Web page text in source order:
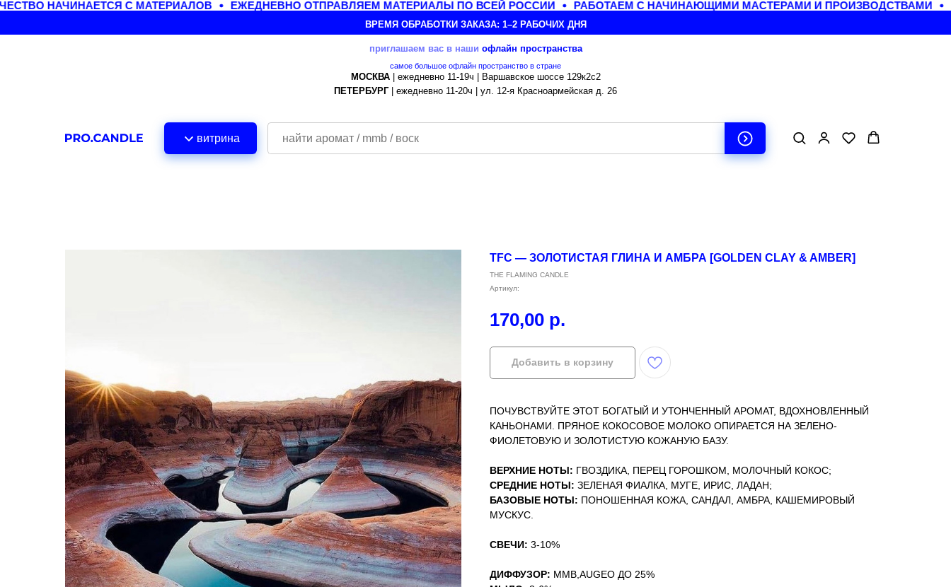
НАЧИНАЕТСЯ С МАТЕРИАЛОВ ЕЖЕДНЕВНО ОТПРАВЛЯЕМ МАТЕРИАЛЫ ПО ВСЕЙ РОССИИ РАБОТАЕМ С НАЧИНАЮЩИМИ МАСТЕРАМИ И ПРОИЗВОДСТВАМИ
ВРЕМЯ ОБРАБОТКИ ЗАКАЗА: 1–2 РАБОЧИХ ДНЯ
приглашаем вас в наши офлайн пространства
самое большое офлайн пространство в стране
МОСКВА| ежедневно 11-19ч | Варшавское шоссе 129к2с2
ПЕТЕРБУРГ| ежедневно 11-20ч | ул. 12-я Красноармейская д. 26
витрина
TFC — ЗОЛОТИСТАЯ ГЛИНА И АМБРА [GOLDEN CLAY & AMBER]
THE FLAMING CANDLE
Артикул:
170,00 р.
Добавить в корзину
ПОЧУВСТВУЙТЕ ЭТОТ БОГАТЫЙ И УТОНЧЕННЫЙ АРОМАТ, ВДОХНОВЛЕННЫЙ
КАНЬОНАМИ. ПРЯНОЕ КОКОСОВОЕ МОЛОКО ОПИРАЕТСЯ НА ЗЕЛЕНО-
ФИОЛЕТОВУЮ И ЗОЛОТИСТУЮ КОЖАНУЮ БАЗУ.
ВЕРХНИЕ НОТЫ: ГВОЗДИКА, ПЕРЕЦ ГОРОШКОМ, МОЛОЧНЫЙ КОКОС;
СРЕДНИЕ НОТЫ: ЗЕЛЕНАЯ ФИАЛКА, МУГЕ, ИРИС, ЛАДАН;
БАЗОВЫЕ НОТЫ: ПОНОШЕННАЯ КОЖА, САНДАЛ, АМБРА, КАШЕМИРОВЫЙ
МУСКУС.
СВЕЧИ: 3-10%
ДИФФУЗОР: MMB,AUGEO ДО 25%